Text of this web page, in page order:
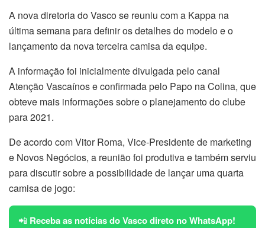
A nova diretoria do Vasco se reuniu com a Kappa na
última semana para definir os detalhes do modelo e o
lançamento da nova terceira camisa da equipe.
A informação foi inicialmente divulgada pelo canal
Atenção Vascaínos e confirmada pelo Papo na Colina, que
obteve mais informações sobre o planejamento do clube
para 2021.
De acordo com Vitor Roma, Vice-Presidente de marketing
e Novos Negócios, a reunião foi produtiva e também serviu
para discutir sobre a possibilidade de lançar uma quarta
camisa de jogo:
📲 Receba as notícias do Vasco direto no WhatsApp!